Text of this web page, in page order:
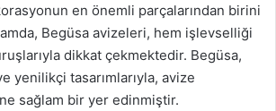
en önemli parçalarından birini
Begüsa avizeleri, hem işlevselliği
dikkat çekmektedir. Begüsa,
yenilikçi tasarımlarıyla, avize
sağlam bir yer edinmiştir.